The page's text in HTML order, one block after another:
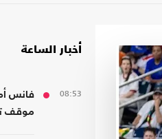
أخبار الساعة
08:53
فانس
موقف